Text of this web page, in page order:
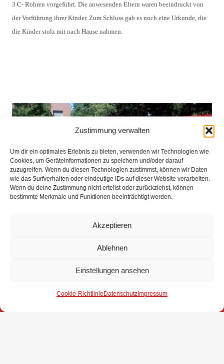
Zustimmung verwalten
Um dir ein optimales Erlebnis zu bieten, verwenden wir Technologien wie
Cookies, um Geräteinformationen zu speichern und/oder darauf
zuzugreifen. Wenn du diesen Technologien zustimmst, können wir Daten
wie das Surfverhalten oder eindeutige IDs auf dieser Website verarbeiten.
Wenn du deine Zustimmung nicht erteilst oder zurückziehst, können
bestimmte Merkmale und Funktionen beeinträchtigt werden.
Akzeptieren
Ablehnen
Einstellungen ansehen
Cookie-Richtlinie Datenschutz Impressum
3 C- Rohren vorgeführt. Die anwesenden Eltern waren beeindruckt von
der Vorführung ihrer Kinder. Zum Schluss gab es noch eine Urkunde, die
die Kinder stolz mit nach Hause nahmen.